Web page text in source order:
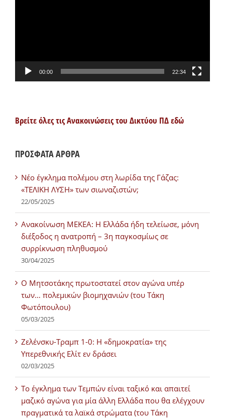
00:00 22:34
Βρείτε όλες τις Ανακοινώσεις του Δικτύου ΠΔ εδώ
ΠΡΟΣΦΑΤΑ ΑΡΘΡΑ
Νέο έγκλημα πολέμου στη λωρίδα της Γάζας:
«ΤΕΛΙΚΗ ΛΥΣΗ» των σιωναζιστών;
22/05/2025
Ανακοίνωση ΜΕΚΕΑ: Η Ελλάδα ήδη τελείωσε, μόνη
διέξοδος η ανατροπή – 3η παγκοσμίως σε
συρρίκνωση πληθυσμού
30/04/2025
Ο Μητσοτάκης πρωτοστατεί στον αγώνα υπέρ
των… πολεμικών βιομηχανιών (του Τάκη
Φωτόπουλου)
05/03/2025
Ζελένσκυ-Τραμπ 1-0: Η «δημοκρατία» της
Υπερεθνικής Ελίτ εν δράσει
02/03/2025
Tο έγκλημα των Τεμπών είναι ταξικό και απαιτεί
μαζικό αγώνα για μία άλλη Ελλάδα που θα ελέγχουν
πραγματικά τα λαϊκά στρώματα (του Τάκη